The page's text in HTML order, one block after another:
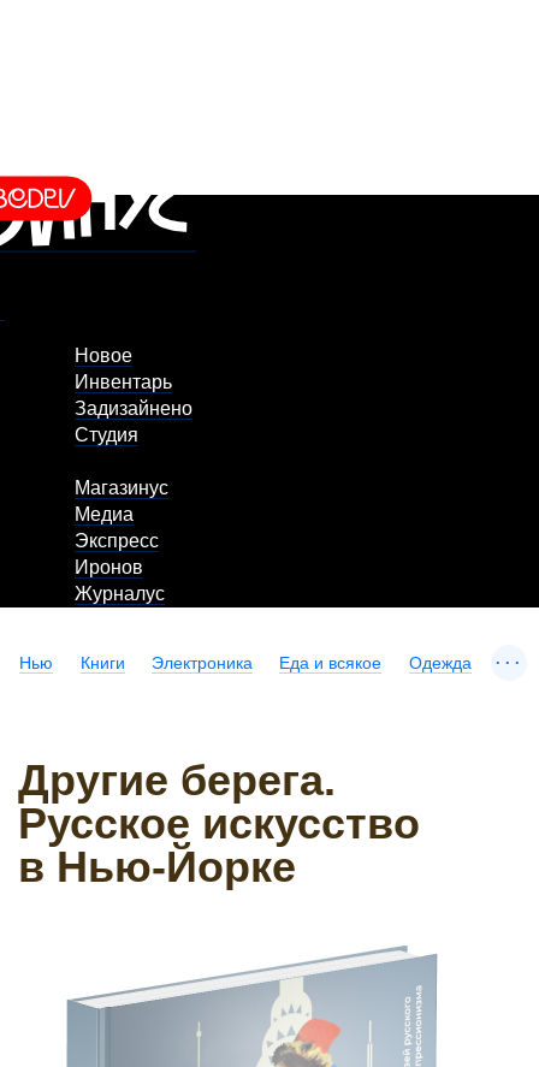
Новое
Инвентарь
Задизайнено
Студия
Магазинус
Медиа
Экспресс
Иронов
Журналус
Нью Книги Электроника Еда и всякое Одежда ...
Другие берега.
Русское искусство
в Нью-Йорке